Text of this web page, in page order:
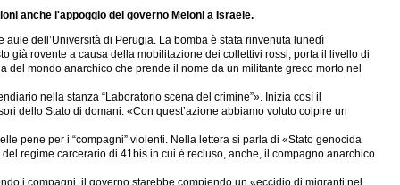
anche l'appoggio del governo Meloni a Israele.
dell’Università di Perugia. La bomba è stata rinvenuta lunedì
già rovente a causa della mobilitazione dei collettivi rossi, porta il livello di
mondo anarchico che prende il nome da un militante greco morto nel
nella stanza “Laboratorio scena del crimine”». Inizia così il
dello Stato di domani: «Con quest’azione abbiamo voluto colpire un
pene per i “compagni” violenti. Nella lettera si parla di «Stato genocida
regime carcerario di 41bis in cui è recluso, anche, il compagno anarchico
i compagni, il governo starebbe compiendo un «eccidio di migranti nel